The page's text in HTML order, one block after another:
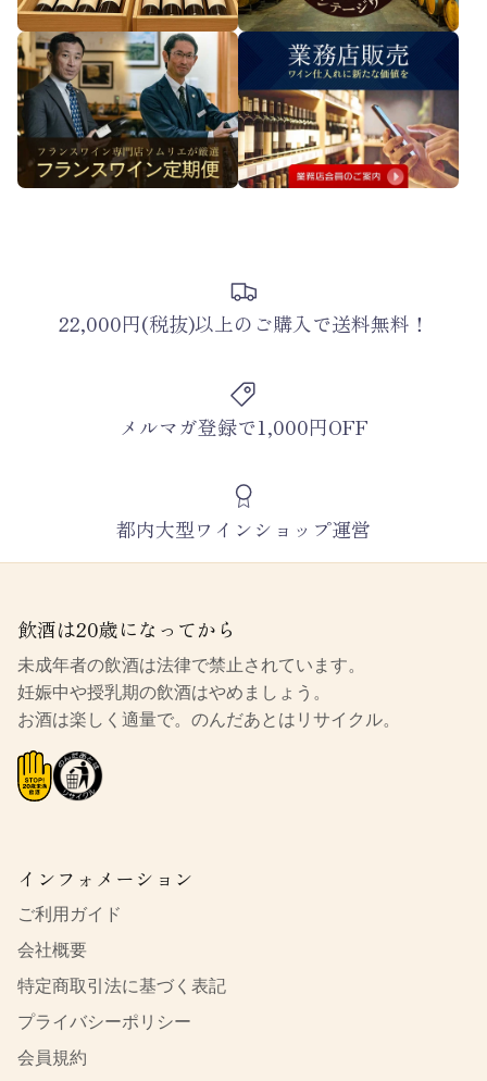
22,000円(税抜)以上のご購入で送料無料！
メルマガ登録で1,000円OFF
都内大型ワインショップ運営
飲酒は20歳になってから
未成年者の飲酒は法律で禁止されています。
妊娠中や授乳期の飲酒はやめましょう。
お酒は楽しく適量で。のんだあとはリサイクル。
インフォメーション
ご利用ガイド
会社概要
特定商取引法に基づく表記
プライバシーポリシー
会員規約